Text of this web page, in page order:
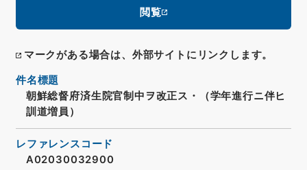
閲覧
マークがある場合は、外部サイトにリンクします。
件名標題
朝鮮総督府済生院官制中ヲ改正ス・（学年進行ニ伴ヒ
訓道増員）
レファレンスコード
A02030032900